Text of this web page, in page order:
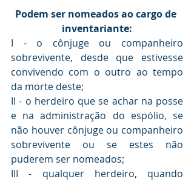
Podem ser nomeados ao cargo de
inventariante:
I - o cônjuge ou companheiro
sobrevivente, desde que estivesse
convivendo com o outro ao tempo
da morte deste;
II - o herdeiro que se achar na posse
e na administração do espólio, se
não houver cônjuge ou companheiro
sobrevivente ou se estes não
puderem ser nomeados;
III - qualquer herdeiro, quando